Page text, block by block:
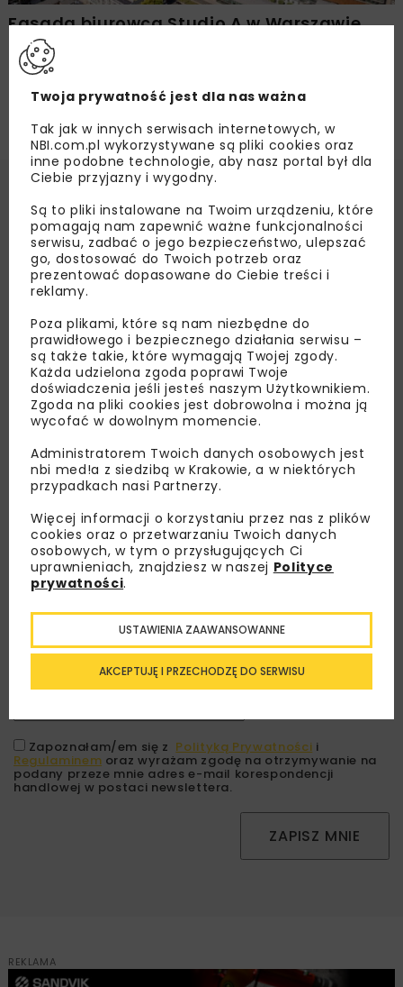
Fasada biurowca Studio A w Warszawie
ukończona
Lubisz wiedzieć więcej?
Zapisz się do newslettera aby otrzymywać od
nas najlepsze informacje branżowe,
zaproszenia na wydarzenia, atrakcyjne oferty i
dedykowane akcje specjalne.
Zapoznałam/em się z Polityką Prywatności i
Regulaminem oraz wyrażam zgodę na otrzymywanie na
podany przeze mnie adres e-mail korespondencji
handlowej w postaci newslettera.
ZAPISZ MNIE
REKLAMA
Twoja prywatność jest dla nas ważna
Tak jak w innych serwisach internetowych, w
NBI.com.pl wykorzystywane są pliki cookies oraz
inne podobne technologie, aby nasz portal był dla
Ciebie przyjazny i wygodny.
Są to pliki instalowane na Twoim urządzeniu, które
pomagają nam zapewnić ważne funkcjonalności
serwisu, zadbać o jego bezpieczeństwo, ulepszać
go, dostosować do Twoich potrzeb oraz
prezentować dopasowane do Ciebie treści i
reklamy.
Poza plikami, które są nam niezbędne do
prawidłowego i bezpiecznego działania serwisu –
są także takie, które wymagają Twojej zgody.
Każda udzielona zgoda poprawi Twoje
doświadczenia jeśli jesteś naszym Użytkownikiem.
Zgoda na pliki cookies jest dobrowolna i można ją
wycofać w dowolnym momencie.
Administratorem Twoich danych osobowych jest
nbi med!a z siedzibą w Krakowie, a w niektórych
przypadkach nasi Partnerzy.
Więcej informacji o korzystaniu przez nas z plików
cookies oraz o przetwarzaniu Twoich danych
osobowych, w tym o przysługujących Ci
uprawnieniach, znajdziesz w naszej Polityce
prywatności.
AKCEPTUJĘ I PRZECHODZĘ DO SERWISU
USTAWIENIA ZAAWANSOWANNE